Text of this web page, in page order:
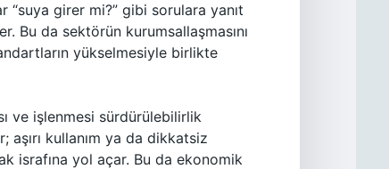
girer mi?” gibi sorulara yanıt
Bu da sektörün kurumsallaşmasını
yükselmesiyle birlikte
ve işlenmesi sürdürülebilirlik
aşırı kullanım ya da dikkatsiz
israfına yol açar. Bu da ekonomik